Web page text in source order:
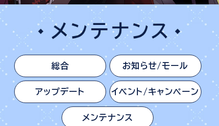
総合 お知らせ/モール
アップデート イベント/キャンペーン
メンテナンス